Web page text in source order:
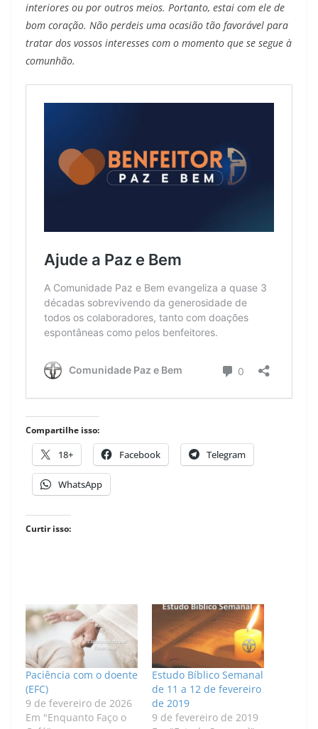
interiores ou por outros meios. Portanto, estai com ele de
bom coração. Não perdeis uma ocasião tão favorável para
tratar dos vossos interesses com o momento que se segue à
comunhão.
Compartilhe isso:
18+ Facebook Telegram
WhatsApp
Curtir isso:
Paciência com o doente
(EFC)
9 de fevereiro de 2026
Em "Enquanto Faço o
Estudo Bíblico Semanal
de 11 a 12 de fevereiro
de 2019
9 de fevereiro de 2019